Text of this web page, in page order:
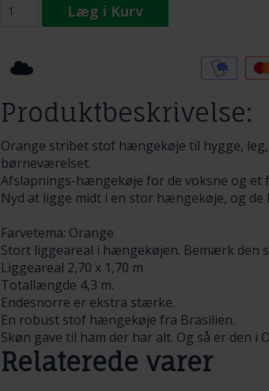
Læg i Kurv
Produktbeskrivelse:
Orange stribet stof hængekøje til hygge,
børneværelset.
Afslapnings-hængekøje for de voksne og
Nyd at ligge midt i en stor hængekøje, og
Farvetema: Orange
Stort liggeareal i hængekøjen. Bemærk den
Liggeareal 2,70 x 1,70 m
Totallængde 4,3 m.
Endesnorre er ekstra stærke.
En robust stof hængekøje fra Brasilien.
Skøn gave til ham der har alt. Og så er den i
Relaterede varer